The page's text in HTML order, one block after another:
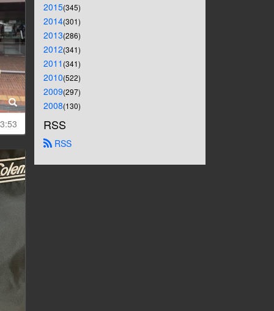
2015(345)
2014(301)
2013(286)
2012(341)
2011 (341)
2010(522)
2009(297)
2008(130)
RSS
RSS